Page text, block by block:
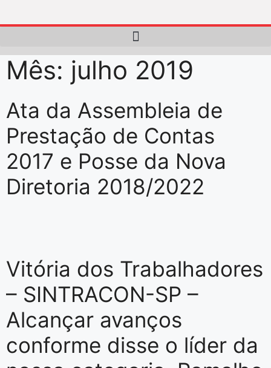
Mês: julho 2019
Ata da Assembleia de
Prestação de Contas
2017 e Posse da Nova
Diretoria 2018/2022
Vitória dos Trabalhadores
– SINTRACON-SP –
Alcançar avanços
conforme disse o líder da